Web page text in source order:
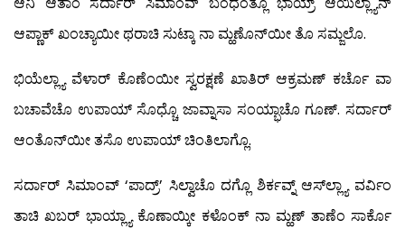
ಆಪ್ಣಾಕ್ ಖಂಚ್ಯಾಯೀ ಥರಾಚಿ ಸುಟ್ಕಾ ನಾ ಮ್ಹಣೊನ್‍ಯೀ ತೊ ಸಮ್ಜಲೊ.
ಭಿಯೆಲ್ಲ್ಯಾ ವೆಳಾರ್ ಕೊಣೆಂಯೀ ಸ್ವರಕ್ಷಣೆ ಖಾತಿರ್ ಆಕ್ರಮಣ್ ಕರ್ಚೊ ವಾ
ಬಚಾವೆಚೊ ಉಪಾಯ್ ಸೊಧ್ಚೊ ಜಾವ್ನಾಸಾ ಸಂಯ್ಭಾಚೊ ಗೂಣ್. ಸರ್ದಾರ್
ಆಂತೊನ್‍ಯೀ ತಸೊ ಉಪಾಯ್ ಚಿಂತಿಲಾಗ್ಲೊ.
ಸರ್ದಾರ್ ಸಿಮಾಂವ್ ‘ಪಾದ್ರ್’ ಸಿಲ್ವಾಚೊ ದಗ್ಲೊ ಶಿರ್ಕವ್ನ್ ಆಸ್‍ಲ್ಲ್ಯಾ ವರ್ವಿಂ
ತಾಚಿ ಖಬರ್ ಭಾಯ್ಲ್ಯಾ ಕೊಣಾಯ್ಕೀ ಕಳೊಂಕ್ ನಾ ಮ್ಹಣ್ ತಾಣೆಂ ಸಾರ್ಕೊ